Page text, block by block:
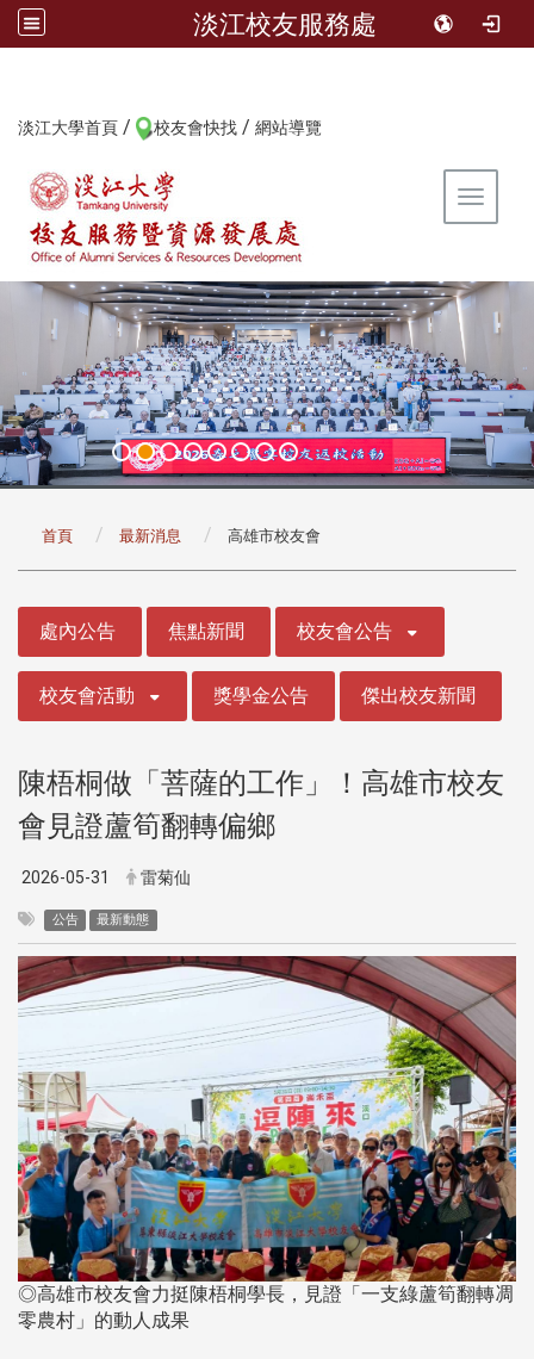
淡江校友服務處
淡江大學首頁 / 校友會快找 / 網站導覽
Toggle
首頁 最新消息 高雄市校友會
處內公告 焦點新聞 校友會公告
校友會活動 獎學金公告 傑出校友新聞
陳梧桐做「菩薩的工作」！高雄市校友
會見證蘆筍翻轉偏鄉
2026-05-31 雷菊仙
公告 最新動態
◎高雄市校友會力挺陳梧桐學長，見證「一支綠蘆筍翻轉凋
零農村」的動人成果